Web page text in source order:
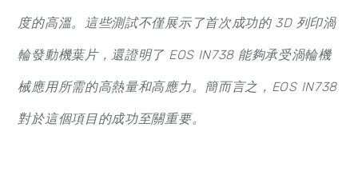
度的高溫。這些測試不僅展示了首次成功的 3D 列印渦
輪發動機葉片，還證明了 EOS IN738 能夠承受渦輪機
械應用所需的高熱量和高應力。簡而言之，EOS IN738
對於這個項目的成功至關重要。